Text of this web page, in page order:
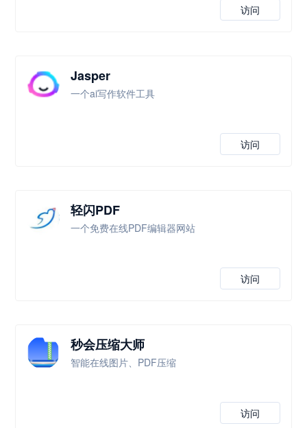
访问
Jasper
一个ai写作软件工具
访问
轻闪PDF
一个免费在线PDF编辑器网站
访问
秒会压缩大师
智能在线图片、PDF压缩
访问